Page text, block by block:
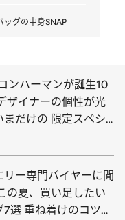
ッグの中身SNAP
ンハーマンが誕生10
ザイナーの個性が光
まだけの 限定スペシ
リー専門バイヤーに聞
の夏、買い足したい
7選 重ね着けのコツ＆